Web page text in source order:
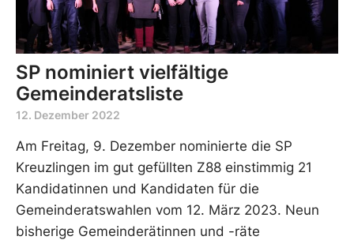
SP nominiert vielfältige
Gemeinderatsliste
12. Dezember 2022
Am Freitag, 9. Dezember nominierte die SP
Kreuzlingen im gut gefüllten Z88 einstimmig 21
Kandidatinnen und Kandidaten für die
Gemeinderatswahlen vom 12. März 2023. Neun
bisherige Gemeinderätinnen und -räte